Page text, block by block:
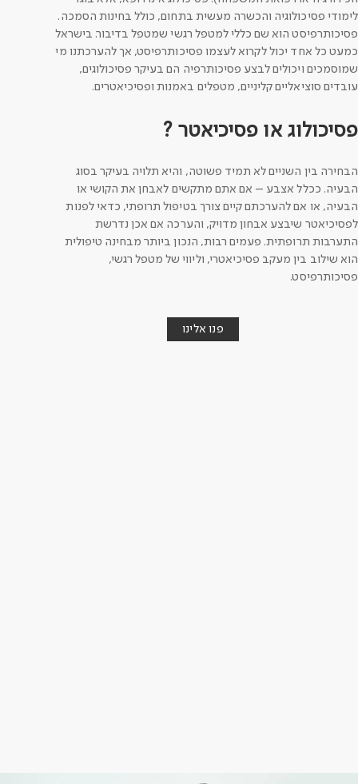
לימודי פסיכולוגיה והכשרה מעשית בתחום, כולל בחינות הסמכה.
פסיכותרפיסט הוא שם כללי למטפל רגשי שמטפל בדיבור. בישראל
כמעט כל אחד יכול לקרוא לעצמו פסיכותרפיסט, אך להערכתנו מי
שמוסמכים ויכולים לבצע פסיכותרפיה הם בעיקר פסיכולוגים,
עובדים סוציאליים קליניים, מטפלים באמנות ופסיכיאטרים.
פסיכולוג או פסיכיאטר ?
הבחירה בין השניים לא תמיד פשוטה, והיא תלויה בעיקר בסוג
הבעיה. ככלל אצבע – אם אתם מתקשים לאבחן את הקושי או
הבעיה, או אם להערכתם קיים צורך בטיפול תרופתי, כדאי לפנות
לפסיכיאטר שיבצע אבחון מדויק, והערכה אם אכן נדרשת
התערבות תרופתית. פעמים רבות, הנכון ביותר מבחינה טיפולית
הוא שילוב בין מעקב פסיכיאטרי, וליווי של מטפל רגשי,
פסיכותרפיסט.
פנו אלינו